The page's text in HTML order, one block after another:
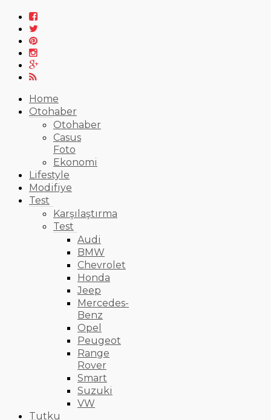
Home
Otohaber
Otohaber
Casus
Foto
Ekonomi
Lifestyle
Modifiye
Test
Karşılaştırma
Test
Audi
BMW
Chevrolet
Honda
Jeep
Mercedes-
Benz
Opel
Peugeot
Range
Rover
Smart
Suzuki
VW
Tutku